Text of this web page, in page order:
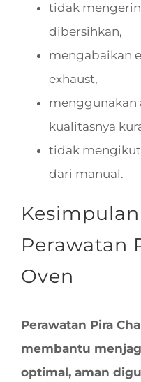
tidak
dibersihkan,
mengabaikan
exhaust,
menggunakan
kualitasnya
tidak
dari manual.
Kesimpulan
Perawatan
Oven
Perawatan Pira
membantu
optimal, aman